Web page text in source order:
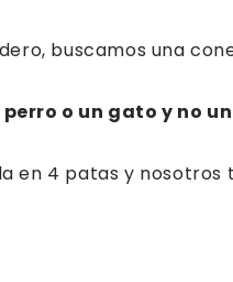
buscamos una
o un gato y no
en 4 patas y